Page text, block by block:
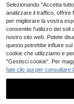
Selezionando "Accetta
analizzare il traffico, offrire
per migliorare la vostra
consentite l'utilizzo dei soli
nostro sito web. Potete
questo potrebbe influire
cookie che utilizziamo e
"Gestisci cookie". Per
fate clic qui per consultare